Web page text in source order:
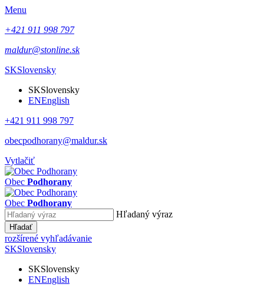
Menu
+421 911 998 797
maldur@stonline.sk
SKSlovensky
SKSlovensky
ENEnglish
+421 911 998 797
obecpodhorany@maldur.sk
Vytlačiť
Obec Podhorany
Obec Podhorany
Hľadaný výraz
Hľadať
rozšírené vyhľadávanie
SKSlovensky
SKSlovensky
ENEnglish